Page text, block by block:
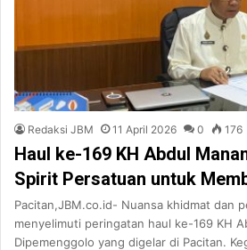
Redaksi JBM 11 April 2026 0 176
Haul ke-169 KH Abdul
Spirit Persatuan untuk
Pacitan,JBM.co.id- Nuansa khidmat dan
menyelimuti peringatan haul ke-169 KH
Dipemenggolo yang digelar di Pacitan.